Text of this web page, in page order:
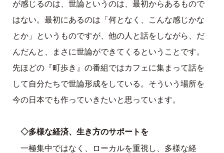
が感じるのは、世論というのは、最初からあるもので
はない。最初にあるのは「何となく、こんな感じかな
とか」というものですが、他の人と話をしながら、だ
んだんと、まさに世論ができてくるということです。
先ほどの『町歩き』の番組ではカフェに集まって話を
して自分たちで世論形成をしている。そういう場所を
今の日本でも作っていきたいと思っています。
◇多様な経済、生き方のサポートを
一極集中ではなく、ローカルを重視し、多様な経